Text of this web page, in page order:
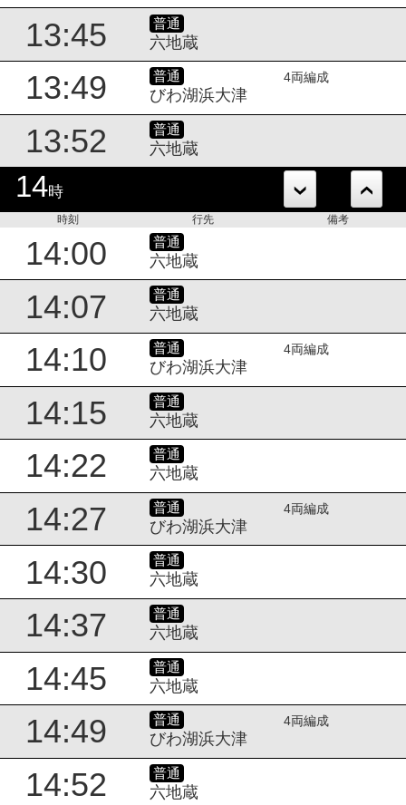
13:45
普通
六地蔵
13:49 普通
びわ湖浜大津
4両編成
13:52 普通
六地蔵
14時
時刻 行先 備考
14:00 普通
六地蔵
14:07 普通
六地蔵
14:10 普通
びわ湖浜大津
4両編成
14:15 普通
六地蔵
14:22 普通
六地蔵
14:27 普通
びわ湖浜大津
4両編成
14:30 普通
六地蔵
14:37 普通
六地蔵
14:45 普通
六地蔵
14:49 普通
びわ湖浜大津
4両編成
14:52 普通
六地蔵